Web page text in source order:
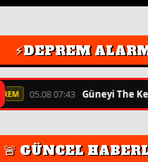
⚡DEPREM
05.08 07:43 Güneyi The
🚨 GÜNCEL